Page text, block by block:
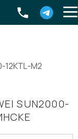
12KTL-M2
SUN2000-
Екатеринбург ,